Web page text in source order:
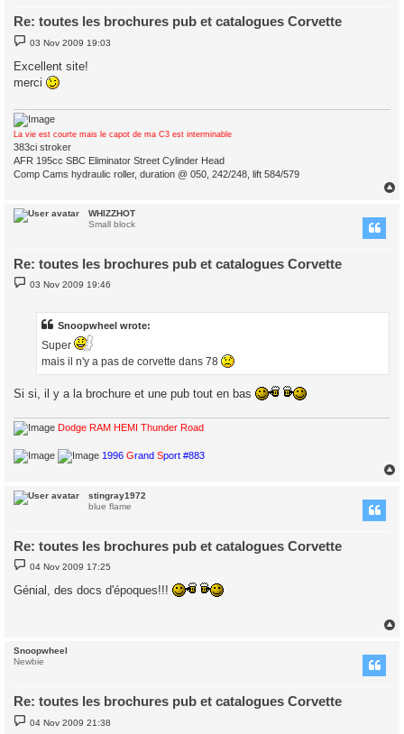
Re: toutes les brochures pub et catalogues Corvette
P
o
t
03 Nov 2009 19:03
Excellent site!
merci
La vie est courte mais le capot de ma C3 est interminable
383ci stroker
AFR 195cc SBC Eliminator Street Cylinder Head
Comp Cams hydraulic roller, duration @ 050, 242/248, lift 584/579
WHIZZHOT
Small block
Re: toutes les brochures pub et catalogues Corvette
P
o
03 Nov 2009 19:46
Snoopwheel wrote:
Super
mais il n'y a pas de corvette dans 78
Si si, il y a la brochure et une pub tout en bas
Dodge RAM HEMI Thunder Road
1996 Grand Sport #883
stingray1972
blue flame
Re: toutes les brochures pub et catalogues Corvette
P
o
s
t
04 Nov 2009 17:25
Génial, des docs d'époques!!!
Snoopwheel
Newbie
Re: toutes les brochures pub et catalogues Corvette
P
o
04 Nov 2009 21:38